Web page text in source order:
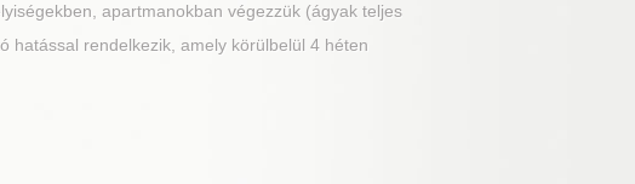
apartmanokban végezzük (ágyak teljes
hatással rendelkezik, amely körülbelül 4 héten